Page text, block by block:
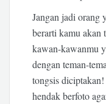
Jangan jadi orang
berarti kamu akan
kawan-kawanmu
dengan teman-
tongsis
hendak berfoto